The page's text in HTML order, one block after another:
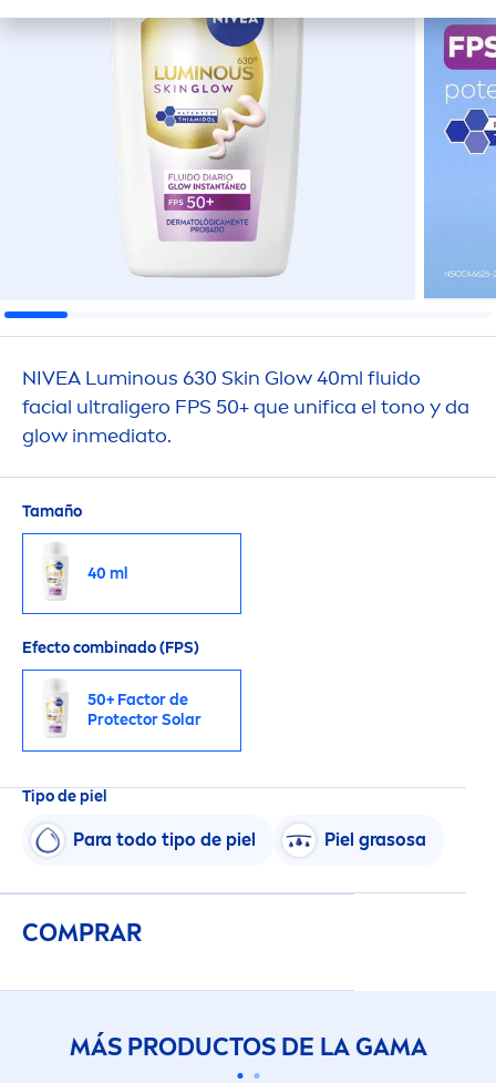
NIVEA Luminous 630 Skin Glow 40ml fluido
facial ultraligero FPS 50+ que unifica el tono y da
glow inmediato.
Tamaño
40 ml
Efecto combinado (FPS)
50+ Factor de
Protector Solar
Tipo de piel
Para todo tipo de piel Piel grasosa
COMPRAR
MÁS PRODUCTOS DE LA GAMA